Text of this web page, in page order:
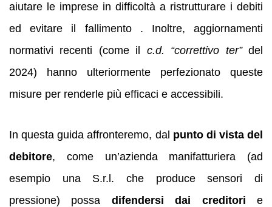
aiutare le imprese in difficoltà a ristrutturare i debiti
ed evitare il fallimento . Inoltre, aggiornamenti
normativi recenti (come il c.d. “correttivo ter”del
2024) hanno ulteriormente perfezionato queste
misure per renderle più efficaci e accessibili.
In questa guida affronteremo, dal punto di vista del
debitore, come un’azienda manifatturiera (ad
esempio una S.r.l. che produce sensori di
pressione) possa difendersi dai creditori e